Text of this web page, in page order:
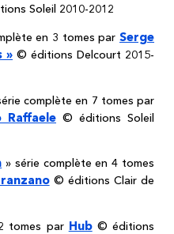
Soleil 2010-2012
en 3 tomes parSerge
» © éditions Delcourt 2015-
complète en 7 tomes par
Raffaele © éditions Soleil
» série complète en 4 tomes
© éditions Clair de
tomes par Hub© éditions